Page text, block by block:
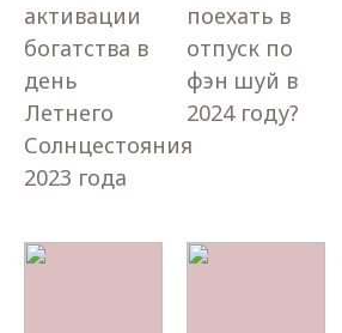
активации
богатства в
день
Летнего
Солнцестояния
2023 года
поехать в
отпуск по
фэн шуй в
2024 году?